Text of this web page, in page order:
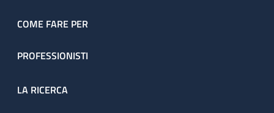
COME FARE PER
PROFESSIONISTI
LA RICERCA